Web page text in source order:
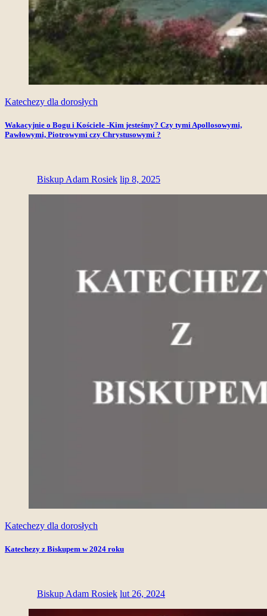
Katechezy dla dorosłych
Wakacyjnie o Bogu i Kościele -Kim jesteśmy? Czy tymi Apollosowymi,
Pawłowymi, Piotrowymi czy Chrystusowymi ?
Biskup Adam Rosiek lip 8, 2025
Katechezy dla dorosłych
Katechezy z Biskupem w 2024 roku
Biskup Adam Rosiek lut 26, 2024